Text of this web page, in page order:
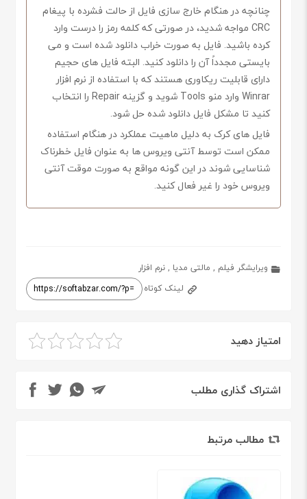
چنانچه در هنگام خارج سازی فایل از حالت فشرده با پیغام
CRC مواجه شدید، در صورتی که کلمه رمز را درست وارد
کرده باشید. فایل به صورت خراب دانلود شده است و می
بایستی مجدداً آن را دانلود کنید. البته فایل های حجیم
دارای قابلیت ریکاوری هستند که با استفاده از نرم افزار
Winrar وارد منو Tools شوید و گزینه Repair را انتخاب
کنید تا مشکل فایل دانلود شده حل شود.
فایل های کرک به دلیل ماهیت عملکرد در هنگام استفاده
ممکن است توسط آنتی ویروس ها به عنوان فایل خطرناک
شناسایی شوند در این گونه مواقع به صورت موقت آنتی
ویروس خود را غیر فعال کنید.
ویرایشگر فیلم , مالتی مدیا ,نرم افزار
لینک کوتاه
امتیاز دهید
اشتراک گذاری مطلب
مطالب مرتبط